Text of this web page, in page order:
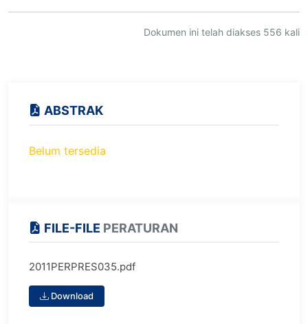
Dokumen ini telah diakses 556 kali
ABSTRAK
Belum tersedia
FILE-FILE PERATURAN
2011PERPRES035.pdf
Download